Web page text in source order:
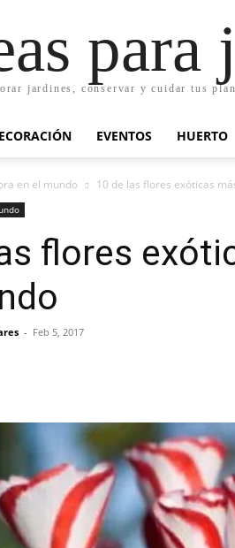
para
jardines, conservar y cuidar tus
EVENTOS HUERTO
en el mundo 10 de las flores exóticas
flores
- Feb 5, 2017